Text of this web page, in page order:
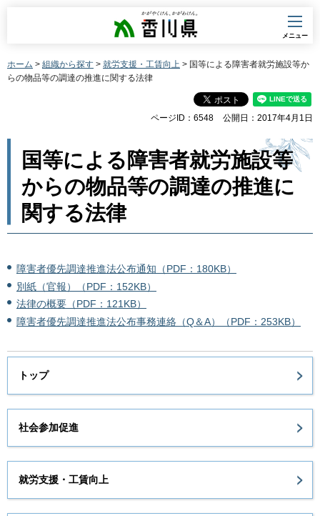
香川県
メニュー
ホーム > 組織から探す > 就労支援・工賃向上 > 国等による障害者就労施設等か
らの物品等の調達の推進に関する法律
ページID：6548 公開日：2017年4月1日
国等による障害者就労施設等
からの物品等の調達の推進に
関する法律
障害者優先調達推進法公布通知（PDF：180KB）
別紙（官報）（PDF：152KB）
法律の概要（PDF：121KB）
障害者優先調達推進法公布事務連絡（Q＆A）（PDF：253KB）
トップ
社会参加促進
就労支援・工賃向上